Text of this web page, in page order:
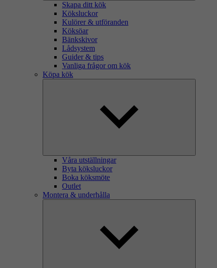
Skapa ditt kök
Köksluckor
Kulörer & utföranden
Köksöar
Bänkskivor
Lådsystem
Guider & tips
Vanliga frågor om kök
Köpa kök
Våra utställningar
Byta köksluckor
Boka köksmöte
Outlet
Montera & underhålla